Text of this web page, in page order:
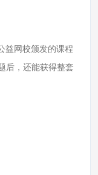
益网校颁发的课程
后，还能获得整套